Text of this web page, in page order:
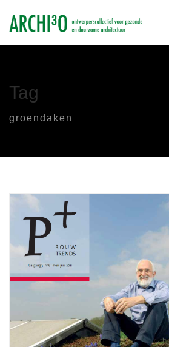
Tag
groendaken